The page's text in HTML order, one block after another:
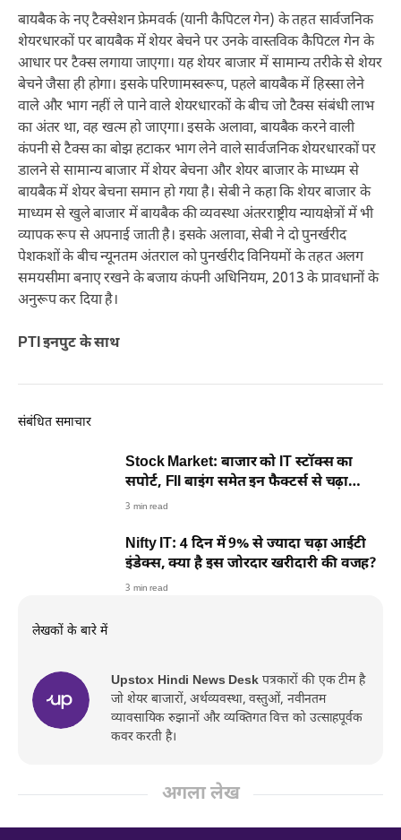
बायबैक के नए टैक्सेशन फ्रेमवर्क (यानी कैपिटल गेन) के तहत सार्वजनिक
शेयरधारकों पर बायबैक में शेयर बेचने पर उनके वास्तविक कैपिटल गेन के
आधार पर टैक्स लगाया जाएगा। यह शेयर बाजार में सामान्य तरीके से शेयर
बेचने जैसा ही होगा। इसके परिणामस्वरूप, पहले बायबैक में हिस्सा लेने
वाले और भाग नहीं ले पाने वाले शेयरधारकों के बीच जो टैक्स संबंधी लाभ
का अंतर था, वह खत्म हो जाएगा। इसके अलावा, बायबैक करने वाली
कंपनी से टैक्स का बोझ हटाकर भाग लेने वाले सार्वजनिक शेयरधारकों पर
डालने से सामान्य बाजार में शेयर बेचना और शेयर बाजार के माध्यम से
बायबैक में शेयर बेचना समान हो गया है। सेबी ने कहा कि शेयर बाजार के
माध्यम से खुले बाजार में बायबैक की व्यवस्था अंतरराष्ट्रीय न्यायक्षेत्रों में भी
व्यापक रूप से अपनाई जाती है। इसके अलावा, सेबी ने दो पुनर्खरीद
पेशकशों के बीच न्यूनतम अंतराल को पुनर्खरीद विनियमों के तहत अलग
समयसीमा बनाए रखने के बजाय कंपनी अधिनियम, 2013 के प्रावधानों के
अनुरूप कर दिया है।
PTI इनपुट के साथ
संबंधित समाचार
Stock Market: बाजार को IT स्टॉक्स का
सपोर्ट, FII बाइंग समेत इन फैक्टर्स से चढ़ा
बाजार
3 min read
Nifty IT: 4 दिन में 9% से ज्यादा चढ़ा आईटी
इंडेक्स, क्या है इस जोरदार खरीदारी की वजह?
3 min read
लेखकों के बारे में
Upstox Hindi News Desk पत्रकारों की एक टीम है
जो शेयर बाजारों, अर्थव्यवस्था, वस्तुओं, नवीनतम
व्यावसायिक रुझानों और व्यक्तिगत वित्त को उत्साहपूर्वक
कवर करती है।
अगला लेख